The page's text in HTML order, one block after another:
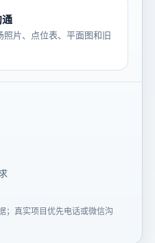
照片、点位表、平面图和旧
；真实项目优先电话或微信沟